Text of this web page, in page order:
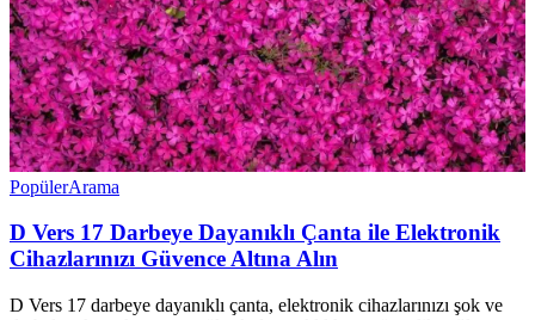
PopülerArama
D Vers 17 Darbeye Dayanıklı Çanta ile Elektronik
Cihazlarınızı Güvence Altına Alın
D Vers 17 darbeye dayanıklı çanta, elektronik cihazlarınızı şok ve